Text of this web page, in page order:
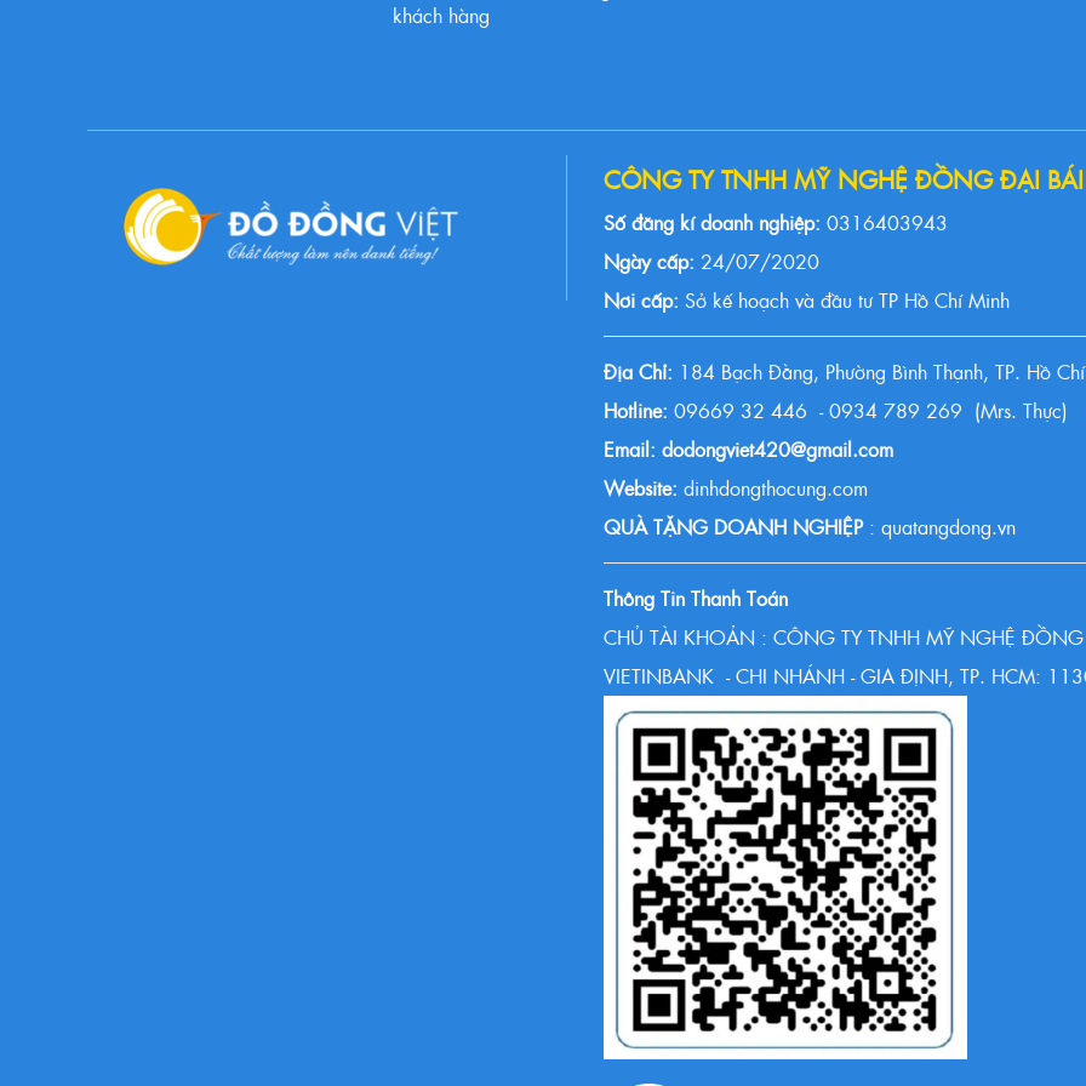
khách hàng
CÔNG TY TNHH MỸ NGHỆ ĐỒNG ĐẠI BÁI
Số đăng kí doanh nghiệp: 0316403943
Ngày cấp: 24/07/2020
Nơi cấp: Sở kế hoạch và đầu tư TP Hồ Chí Minh
Địa Chỉ: 184 Bạch Đằng, Phường Bình Thạnh, TP. Hồ
Hotline: 09669 32 446 - 0934 789 269 (Mrs. Thực)
Email: dodongviet420@gmail.com
Website: dinhdongthocung.com
QUÀ TẶNG DOANH NGHIỆP : quatangdong.vn
Thông Tin Thanh Toán
CHỦ TÀI KHOẢN : CÔNG TY TNHH MỸ NGHỆ
VIETINBANK - CHI NHÁNH - GIA ĐỊNH, TP. HCM: